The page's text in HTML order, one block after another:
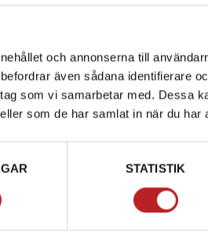
och annonserna till
även sådana identifierare
som vi samarbetar med. Dessa
som de har samlat in när du har
STATISTIK